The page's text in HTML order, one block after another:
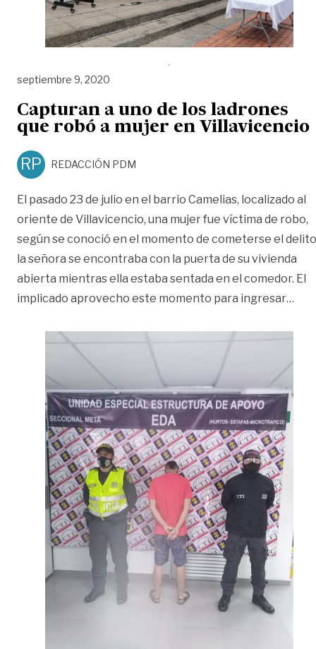
septiembre 9, 2020
Capturan a uno de los ladrones
que robó a mujer en Villavicencio
RP REDACCIÓN PDM
El pasado 23 de julio en el barrio Camelias, localizado al
oriente de Villavicencio, una mujer fue víctima de robo,
según se conoció en el momento de cometerse el delito
la señora se encontraba con la puerta de su vivienda
abierta mientras ella estaba sentada en el comedor. El
implicado aprovecho este momento para ingresar…